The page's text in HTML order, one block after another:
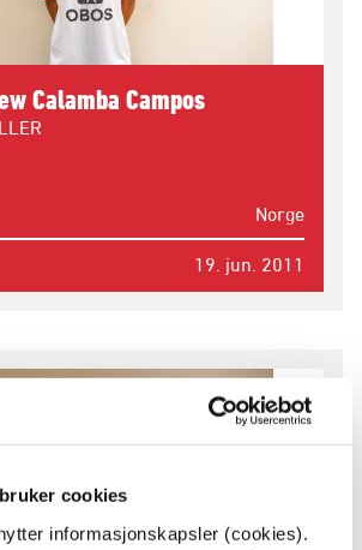
cookies
informasjonskapsler (cookies).
Calamba Campos
Norge
19. jun. 2011